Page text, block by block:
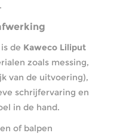
de Kaweco Liliput
zoals messing,
van de uitvoering),
schrijfervaring en
in de hand.
of balpen